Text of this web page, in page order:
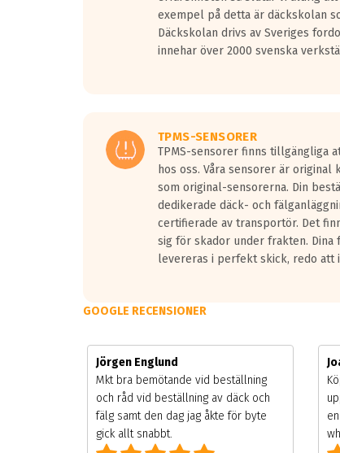
Vid körning i över 50km/h brukar
På däckmärkningen kommer det finnas en
medans de vita vågorna påvisar om det är ett
Ett däck med tre svarta vågor uppnår de
exempel på detta är däckskolan
Däckskolan drivs av Sveriges
innehar över 2000 svenska
TPMS-SENSORER
TPMS-sensorer finns tillgängliga
hos oss. Våra sensorer är
som original-sensorerna. Din
dedikerade däck- och
certifierade av transportör. Det
sig för skador under frakten.
levereras i perfekt skick, redo att
GOOGLE RECENSIONER
Jörgen Englund
Mkt bra bemötande vid beställning
och råd vid beställning av däck och
fälg samt den dag jag åkte för byte
gick allt snabbt.